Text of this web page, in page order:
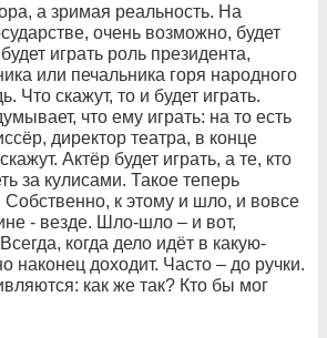
а зримая реальность. На
очень возможно, будет
играть роль президента,
или печальника горя народного
Что скажут, то и будет играть.
что ему играть: на то есть
директор театра, в конце
Актёр будет играть, а те, кто
за кулисами. Такое теперь
Собственно, к этому и шло, и вовсе
- везде. Шло-шло – и вот,
когда дело идёт в какую-
наконец доходит. Часто – до ручки.
как же так? Кто бы мог